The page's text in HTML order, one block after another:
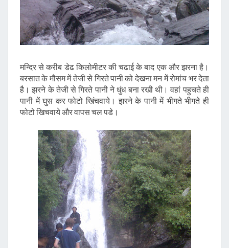
मन्दिर से करीब डेढ किलोमीटर की चढाई के बाद एक और झरना है।
बरसात के मौसम में तेजी से गिरते पानी को देखना मन में रोमांच भर देता
है। झरने के तेजी से गिरते पानी ने धुंध बना रखी थी। वहां पहुचते ही
पानी में घुस कर फोटो खिंचवाये। झरने के पानी में भीगते भीगते ही
फोटो खिचवाये और वापस चल पडे।